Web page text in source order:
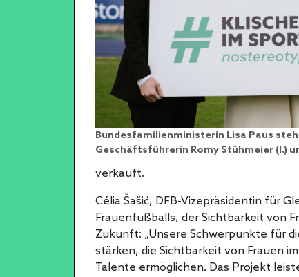
Bundesfamilienministerin Lisa Paus
Geschäftsführerin Romy Stühmeier (l.)
verkauft.
Célia Šašić, DFB-Vizepräsidentin für
Frauenfußballs, der Sichtbarkeit von
Zukunft: „Unsere Schwerpunkte für
stärken, die Sichtbarkeit von Frauen
Talente ermöglichen. Das Projekt